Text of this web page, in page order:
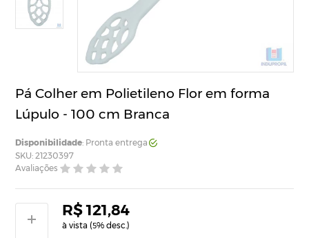
Pá Colher em Polietileno Flor em forma
Lúpulo - 100 cm Branca
Disponibilidade: Pronta entrega
SKU: 21230397
Avaliações
R$ 121,84
à vista (5% desc.)